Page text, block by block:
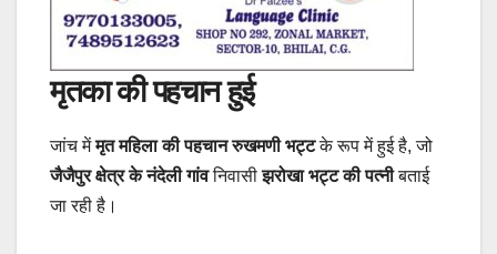
मृतका की पहचान हुई
जांच मेंमृत महिला की पहचान रुखमणी भट्टके रूप में हुई है, जो
जैजैपुर क्षेत्र के नंदेली गांवनिवासीझरोखा भट्ट की पत्नीबताई
जा रही है।